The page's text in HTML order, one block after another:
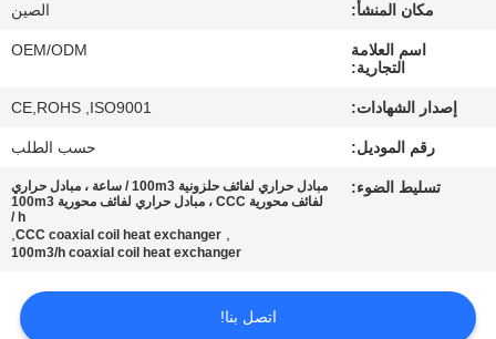
مراقبة
الجودة
حالات
مكان المنشأ: الصين
اسم العلامة
التجارية:
OEM/ODM
إصدار الشهادات: CE,ROHS ,ISO9001
رقم الموديل: حسب الطلب
تسليط الضوء:
مبادل حراري لفائف حلزونية 100m3 / ساعة ، مبادل حراري
لفائف محورية CCC ، مبادل حراري لفائف محورية 100m3
/ h
,
CCC coaxial coil heat exchanger
,
100m3/h coaxial coil heat exchanger
اتصل بنا!